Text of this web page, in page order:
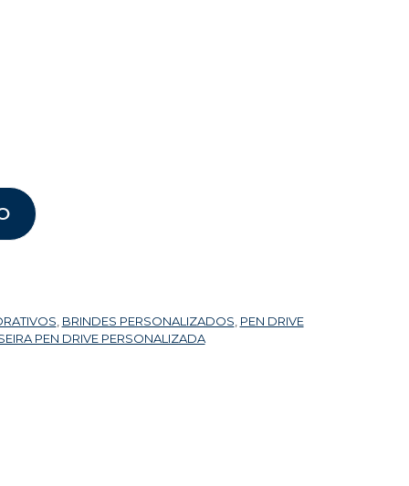
BRINDES PERSONALIZADOS PEN DRIVE
PEN DRIVE PERSONALIZADA